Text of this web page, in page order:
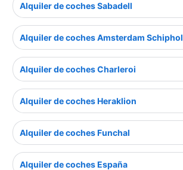
Alquiler de coches Sabadell
Alquiler de coches Amsterdam Schiphol
Alquiler de coches Charleroi
Alquiler de coches Heraklion
Alquiler de coches Funchal
Alquiler de coches España